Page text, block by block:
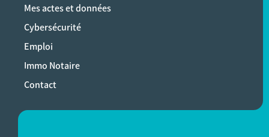
Mes actes et données
Cybersécurité
Emploi
Immo Notaire
Contact